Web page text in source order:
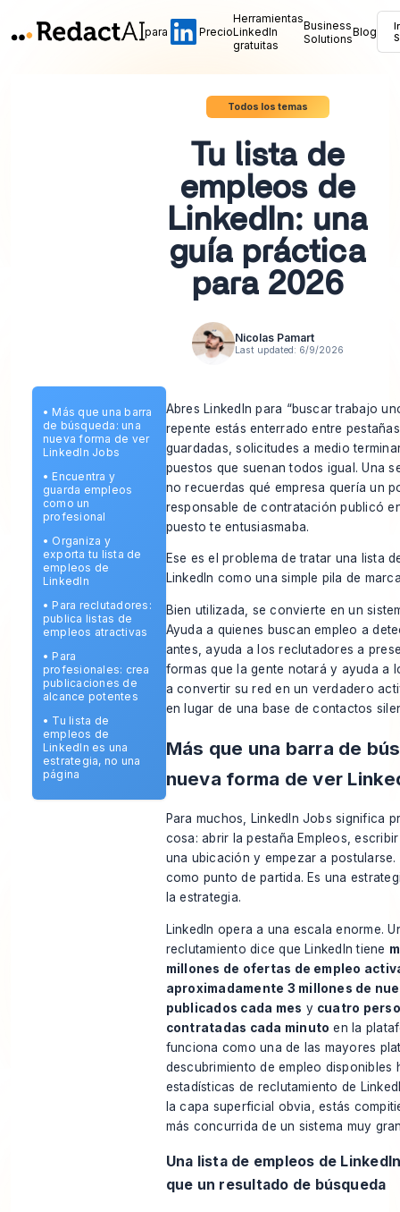
para Precio
Herramientas
LinkedIn
gratuitas
Business
SolutionsBlog
Todos los temas
Tu lista de
empleos de
LinkedIn: una
guía práctica
para 2026
Nicolas Pamart
Last updated: 6/9/2026
• Más que una barra
de búsqueda: una
nueva forma de ver
LinkedIn Jobs
• Encuentra y
guarda empleos
como un
profesional
• Organiza y
exporta tu lista de
empleos de
LinkedIn
• Para reclutadores:
publica listas de
empleos atractivas
• Para
profesionales: crea
publicaciones de
alcance potentes
• Tu lista de
empleos de
LinkedIn es una
estrategia, no una
página
Abres LinkedIn para “buscar trabajo
repente estás enterrado entre
guardadas, solicitudes a medio
puestos que suenan todos igual. Una
no recuerdas qué empresa quería un
responsable de contratación publicó
puesto te entusiasmaba.
Ese es el problema de tratar una lista
LinkedIn como una simple pila de
Bien utilizada, se convierte en un
Ayuda a quienes buscan empleo a
antes, ayuda a los reclutadores a
formas que la gente notará y ayuda a
a convertir su red en un verdadero
en lugar de una base de contactos
Más que una barra de
nueva forma de ver
Para muchos, LinkedIn Jobs significa
cosa: abrir la pestaña Empleos,
una ubicación y empezar a postularse.
como punto de partida. Es una
la estrategia.
LinkedIn opera a una escala enorme.
reclutamiento dice que LinkedIn tiene
millones de ofertas de empleo
aproximadamente 3 millones de
publicados cada mes y cuatro
contratadas cada minuto en la
funciona como una de las mayores
descubrimiento de empleo disponibles
estadísticas de reclutamiento de
la capa superficial obvia, estás
más concurrida de un sistema muy
Una lista de empleos de
que un resultado de búsqueda